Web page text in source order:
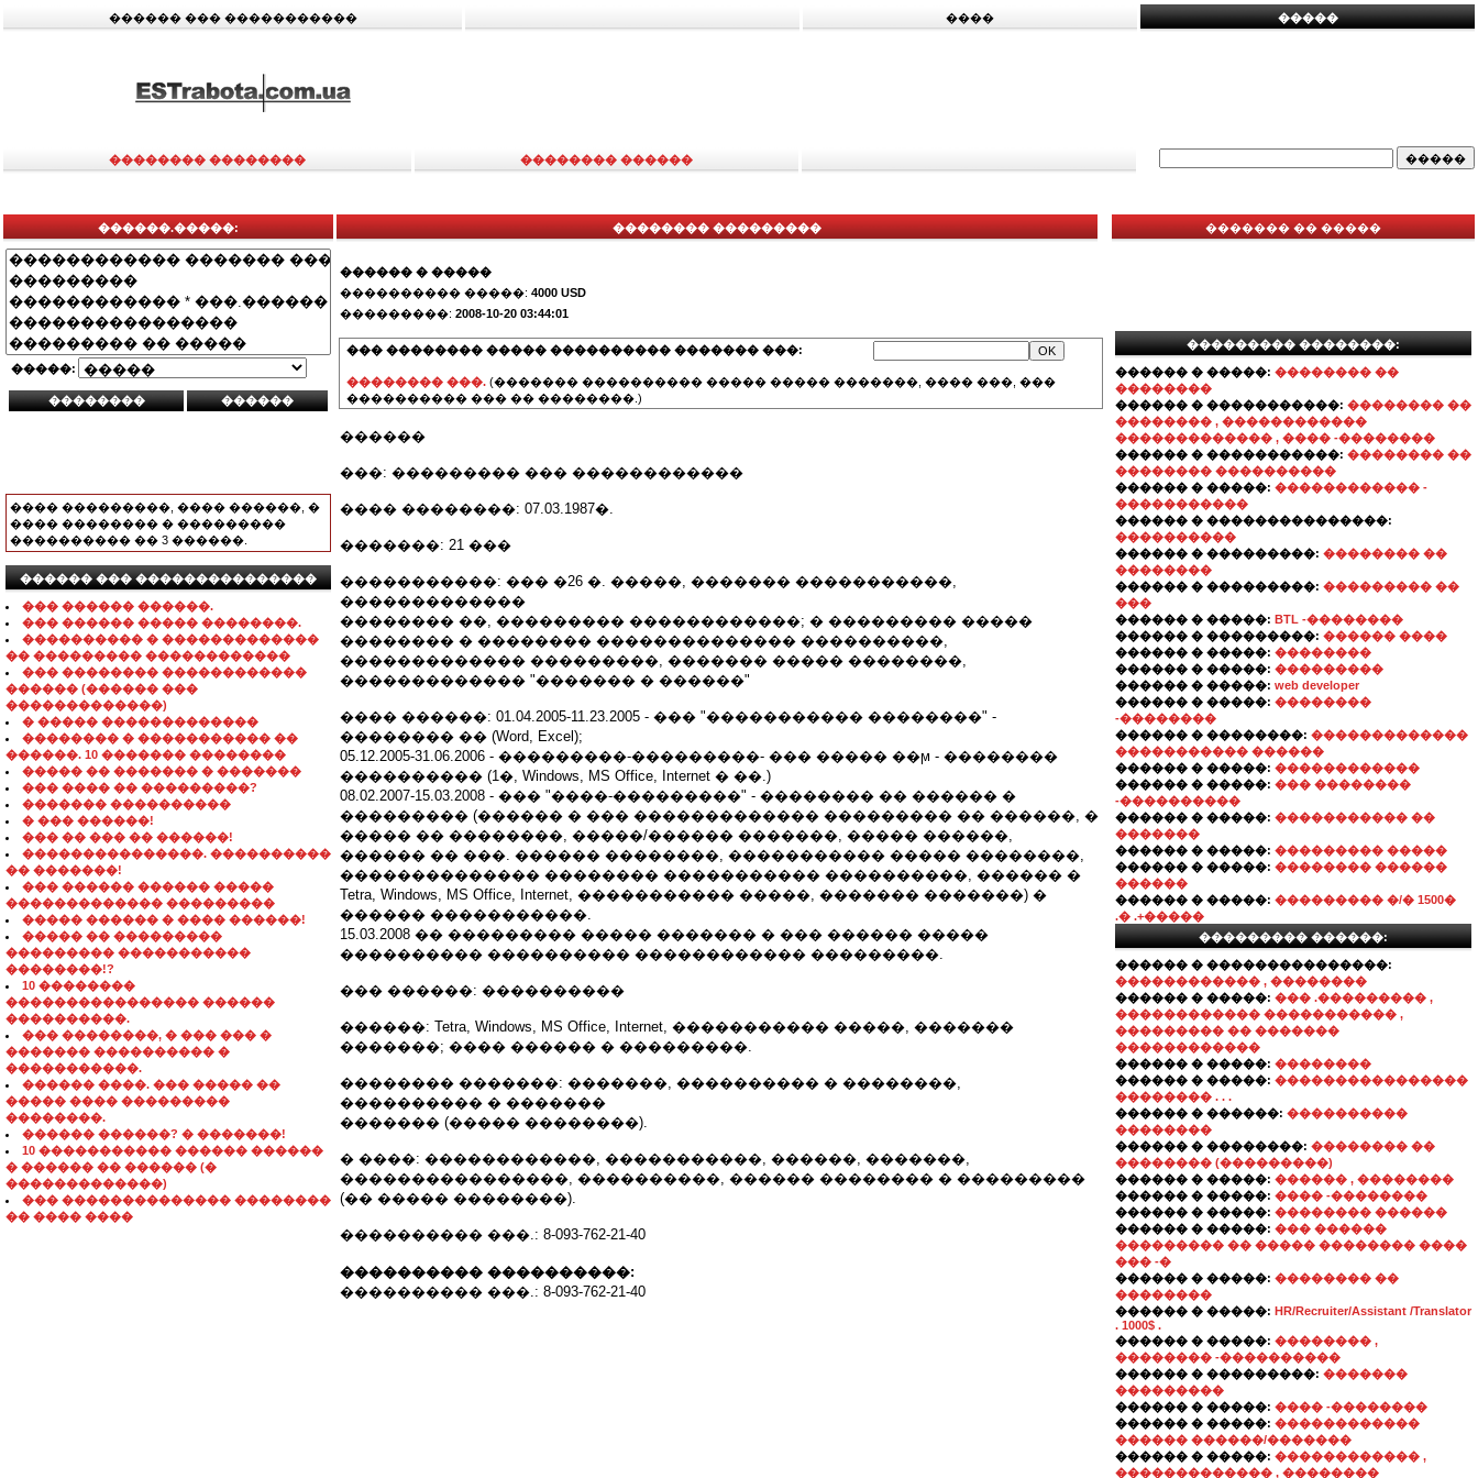
������ ��� ����������� ���� �����
�������� �������� �������� ������
������.�����:
�����:
���� ���������, ���� ������, �
���� �������� � ���������
���������� �� 3 ������.
������ ��� ���������������
��� ������ ������.
��� ������ ����� ��������.
���������� � �������������
�� ��������� ������������
��� �������� ������������
������ (������ ���
�������������)
� ����� �������������
�������� � ����������� ��
������. 10 ������� ��������
����� �� ������� � �������
��� ���� �� ���������?
������� ����������
� ��� ������!
��� �� ��� �� ������!
���������������. ����������
�� �������!
��� ������ ������ �����
������������� ���������
����� ������ � ���� ������!
����� �� ���������
��������� �����������
��������!?
10 ��������
���������������� ������
����������.
��� ��������, � ��� ��� �
������� ���������� �
�����������.
������ ����. ��� ����� ��
����� ���� ���������
��������.
������ ������? � �������!
10 ����������� ������ ������
� ������ �� ������ (�
�������������)
��� �������������� ��������
�� ���� ����
�������� ���������
������ � �����
���������� �����: 4000 USD
���������: 2008-10-20 03:44:01
��� �������� ����� ���������� ������� ���:
�������� ���. (������� ���������� ����� ����� �������, ���� ���, ���
���������� ��� �� ��������.)
������
���: ��������� ��� ������������
���� ��������: 07.03.1987�.
�������: 21 ���
�����������: ��� �26 �. �����, ������� �����������,
�������������
�������� ��, ��������� ������������; � ��������� �����
�������� � �������� �������������� ����������,
������������� ���������, ������� ����� ��������,
������������� "������� � ������"
���� ������: 01.04.2005-11.23.2005 - ��� "����������� ��������" -
�������� �� (Word, Excel);
05.12.2005-31.06.2006 - ���������-���������- ��� ����� ��ϻ - ��������
���������� (1�, Windows, MS Office, Internet � ��.)
08.02.2007-15.03.2008 - ��� "����-���������" - �������� �� ������ �
��������� (������ � ��� ������������� ��������� �� ������, �
����� �� ��������, �����/������ �������, ����� ������,
������ �� ���. ������ ��������, ����������� ����� ��������,
�������������� �������� ����������� ����������, ������ �
Tetra, Windows, MS Office, Internet, ����������� �����, ������� �������) �
������ �����������.
15.03.2008 �� ��������� ����� ������� � ��� ������ �����
���������� ���������� ������������ ���������.
��� ������: ����������
������: Tetra, Windows, MS Office, Internet, ����������� �����, �������
�������; ���� ������ � ���������.
�������� �������: �������, ���������� � ��������,
���������� � �������
������� (����� ��������).
� ����: ������������, �����������, ������, �������,
����������������, ����������, ������ �������� � ���������
(�� ����� ��������).
���������� ���.: 8-093-762-21-40
���������� ����������:
���������� ���.: 8-093-762-21-40
������� �� �����
��������� ��������:
������ � �����: �������� ��
��������
������ � �����������: �������� ��
�������� , ������������
������������� , ���� -��������
������ � �����������: �������� ��
�������� ����������
������ � �����: ������������ -
�����������
������ � ���������������:
����������
������ � ���������: �������� ��
��������
������ � ���������: ��������� ��
���
������ � �����: BTL -��������
������ � ���������: ������ ����
������ � �����: ��������
������ � �����: ���������
������ � �����: web developer
������ � �����: ��������
-��������
������ � ��������: �������������
����������� ������
������ � �����: ������������
������ � �����: ��� ��������
-����������
������ � �����: ����������� ��
�������
������ � �����: ��������� �����
������ � �����: �������� ������
������
������ � �����: ��������� �/� 1500�
.� .+�����
��������� ������:
������ � ���������������:
������������ , ��������
������ � �����: ��� .��������� ,
������������ ����������� ,
��������� �� �������
������������
������ � �����: ��������
������ � �����: ����������������
�������� . . .
������ � ������: ����������
��������
������ � ��������: �������� ��
�������� (���������)
������ � �����: ������ , ��������
������ � �����: ���� -��������
������ � �����: �������� ������
������ � �����: ��� ������
��������� �� ����� �������� ����
��� -�
������ � �����: �������� ��
��������
������ � �����: HR/Recruiter/Assistant /Translator
. 1000$ .
������ � �����: �������� ,
�������� -����������
������ � ���������: �������
���������
������ � �����: ���� -��������
������ � �����: ������������
������ ������/�������
������ � �����: ������������ ,
������������� , ��������